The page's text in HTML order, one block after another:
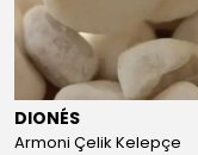
DIONÉS
Armoni Çelik Kelepçe